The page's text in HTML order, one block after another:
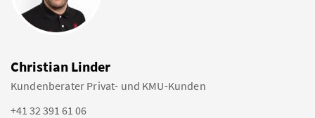
Christian Linder
Kundenberater Privat- und KMU-Kunden
+41 32 391 61 06